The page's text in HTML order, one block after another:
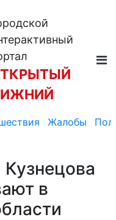
Жалобы
в